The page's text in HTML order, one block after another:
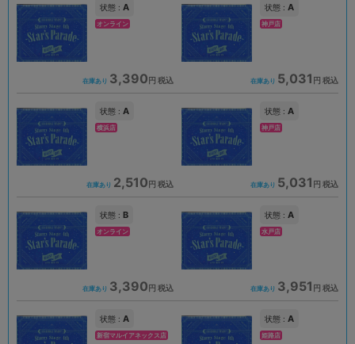
状態 : A
オンライン
在庫あり 3,390円 税込
状態 : A
神戸店
在庫あり 5,031 円 税込
状態 : A
横浜店
在庫あり 2,510円 税込
状態 : A
神戸店
在庫あり 5,031 円 税込
状態 : B
オンライン
在庫あり 3,390円 税込
状態 : A
水戸店
在庫あり 3,951 円 税込
状態 : A
新宿マルイアネックス店
状態 : A
姫路店